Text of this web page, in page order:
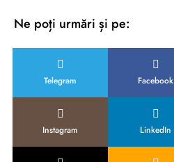
Ne poți urmări și pe:
Telegram Facebook
Instagram LinkedIn